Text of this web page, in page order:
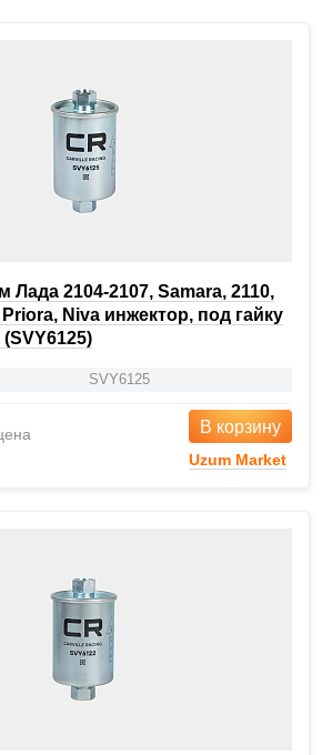
Лада 2104-2107, Samara, 2110,
Niva инжектор, под гайку
SVY6125
В корзину
Uzum Market